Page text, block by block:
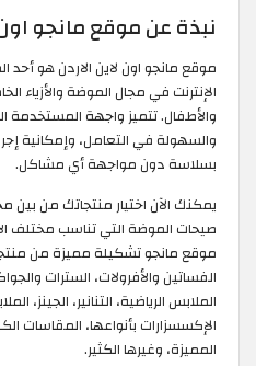
نبذة عن موقع مانجو اون
موقع مانجو اون لاين الاردن هو أحد
الإنترنت في مجال الموضة والأزياء
والأطفال. تتميز واجهة المستخدمة
والسهولة في التعامل، وإمكانية
بسلاسة دون مواجهة أي مشاكل.
يمكنك الآن اختيار منتجاتك من
صيحات الموضة التي تناسب مختلف
موقع مانجو تشكيلة مميزة من
الفساتين والأفرولات، السترات
الملابس الرياضية، التنانير، الجينز،
الإكسسزارات بأنواعها، المقاسات
المميزة، وغيرها الكثير.